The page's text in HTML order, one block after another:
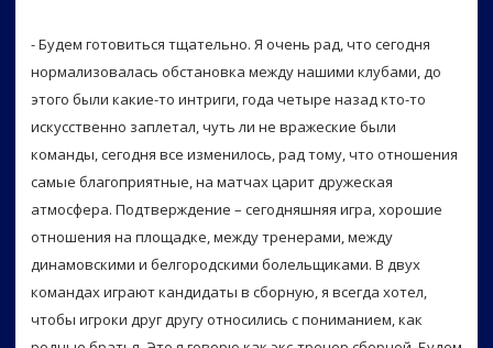
- Будем готовиться тщательно. Я очень рад, что сегодня
нормализовалась обстановка между нашими клубами, до
этого были какие-то интриги, года четыре назад кто-то
искусственно заплетал, чуть ли не вражеские были
команды, сегодня все изменилось, рад тому, что отношения
самые благоприятные, на матчах царит дружеская
атмосфера. Подтверждение – сегодняшняя игра, хорошие
отношения на площадке, между тренерами, между
динамовскими и белгородскими болельщиками. В двух
командах играют кандидаты в сборную, я всегда хотел,
чтобы игроки друг другу относились с пониманием, как